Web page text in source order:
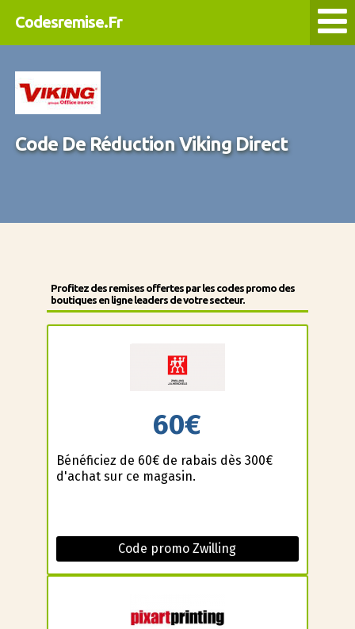
Codesremise.Fr
Code De Réduction Viking Direct
Profitez des remises offertes par les codes promo des
boutiques en ligne leaders de votre secteur.
60€
Bénéficiez de 60€ de rabais dès 300€
d'achat sur ce magasin.
Code promo Zwilling